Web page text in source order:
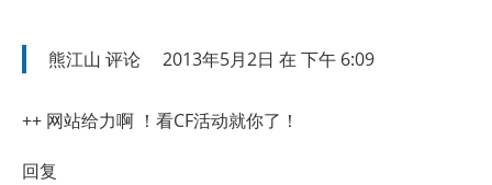
熊江山 评论 2013年5月2日 在 下午 6:09
++ 网站给力啊 ！看CF活动就你了！
回复